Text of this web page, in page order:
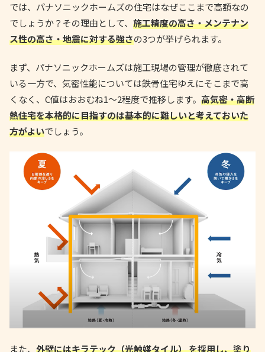
では、パナソニックホームズの住宅はなぜここまで高額なの
でしょうか？その理由として、 施工精度の高さ・メンテナン
ス性の高さ・地震に対する強さの3つが挙げられます。
まず、パナソニックホームズは施工現場の管理が徹底されて
いる一方で、気密性能については鉄骨住宅ゆえにそこまで高
くなく、C値はおおむね1〜2程度で推移します。 高気密・高断
熱住宅を本格的に目指すのは基本的に難しいと考えておいた
方がよいでしょう。
また、 外壁にはキラテック（光触媒タイル） を採用し、塗り